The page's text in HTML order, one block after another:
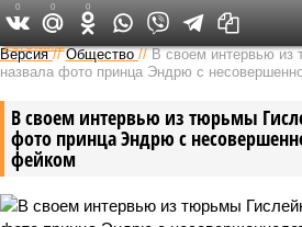
Федеральный выпуск
Версия //Общество //В своем интервью из
назвала фото принца Эндрю с
В своем интервью из тюрьмы
фото принца Эндрю с
фейком
0 0 0